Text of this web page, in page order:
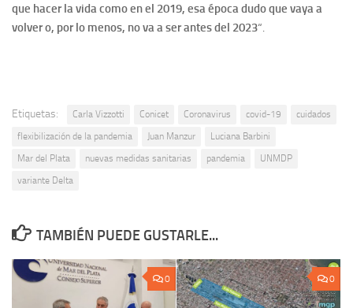
que hacer la vida como en el 2019, esa época dudo que vaya a
volver o, por lo menos, no va a ser antes del 2023“.
Etiquetas: Carla Vizzotti Conicet Coronavirus covid-19
cuidados
flexibilización de la pandemia
Juan Manzur
Luciana Barbini
Mar del Plata
nuevas medidas sanitarias pandemia
UNMDP
variante Delta
TAMBIÉN PUEDE GUSTARLE...
0 0